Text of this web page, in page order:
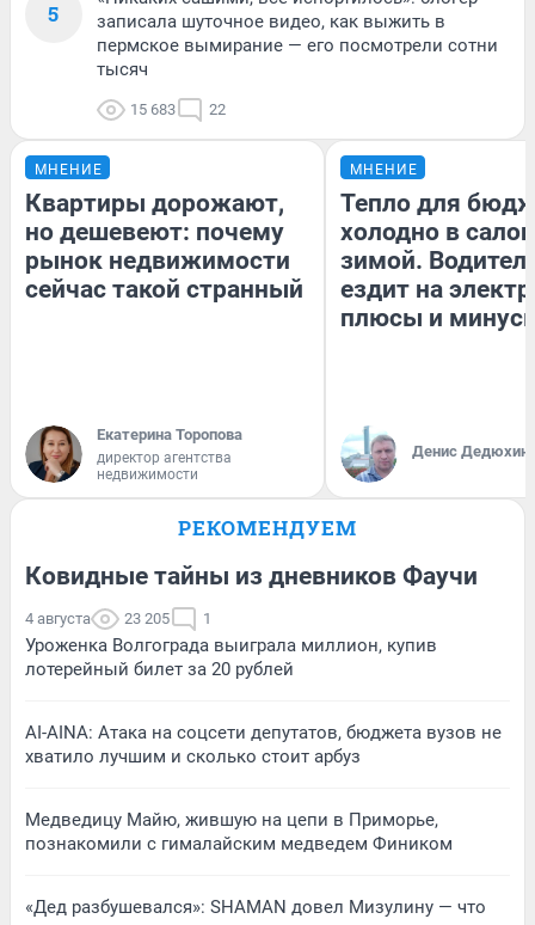
5
записала шуточное видео, как выжить в
пермское вымирание — его посмотрели сотни
тысяч
15 683 22
МНЕНИЕ
Квартиры дорожают,
но дешевеют: почему
рынок недвижимости
сейчас такой странный
Екатерина Торопова
директор агентства
недвижимости
МНЕНИЕ
Тепло для
холодно в
зимой.
ездит на
плюсы и
Денис Дедюхин
РЕКОМЕНДУЕМ
Ковидные тайны из дневников Фаучи
4 августа 23 205 1
Уроженка Волгограда выиграла миллион, купив
лотерейный билет за 20 рублей
AI-AINA: Атака на соцсети депутатов, бюджета вузов не
хватило лучшим и сколько стоит арбуз
Медведицу Майю, жившую на цепи в Приморье,
познакомили с гималайским медведем Фиником
«Дед разбушевался»: SHAMAN довел Мизулину — что